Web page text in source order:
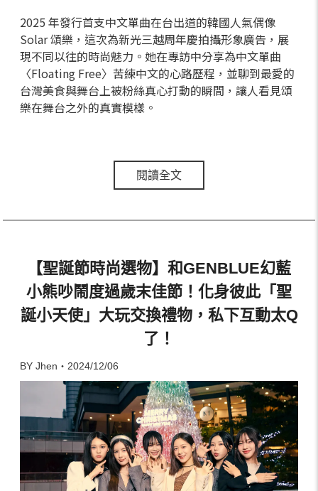
2025 年發行首支中文單曲在台出道的韓國人氣偶像
Solar 頌樂，這次為新光三越周年慶拍攝形象廣告，展
現不同以往的時尚魅力。她在專訪中分享為中文單曲
〈Floating Free〉苦練中文的心路歷程，並聊到最愛的
台灣美食與舞台上被粉絲真心打動的瞬間，讓人看見頌
樂在舞台之外的真實模樣。
閱讀全文
【聖誕節時尚選物】和GENBLUE幻藍
小熊吵鬧度過歲末佳節！化身彼此「聖
誕小天使」大玩交換禮物，私下互動太Q
了！
BY Jhen・2024/12/06